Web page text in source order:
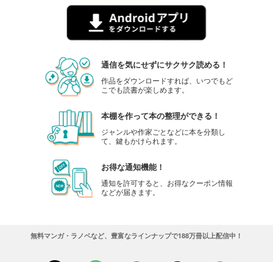
通信を気にせずにサクサク読める！
作品をダウンロードすれば、いつでもど
こでも読書が楽しめます。
本棚を作って本の整理ができる！
ジャンルや作家ごとなどに本を分類し
て、鍵もかけられます。
お得な通知機能！
通知を許可すると、お得なクーポン情報
などが届きます。
無料マンガ・ラノベなど、豊富なラインナップで188万冊以上配信中！